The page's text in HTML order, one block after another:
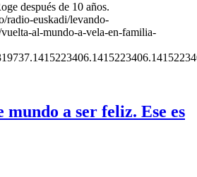
después de 10 años.
radio-euskadi/levando-
al-mundo-a-vela-en-familia-
mundo a ser feliz. Ese es